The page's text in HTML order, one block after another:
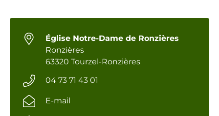
Église Notre-Dame de Ronzières
Ronzières
63320 Tourzel-Ronzières
04 73 71 43 01
E-mail